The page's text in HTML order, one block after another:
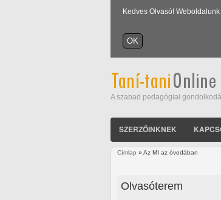
Kedves Olvasó!
A szabad pedagógiai
SZERZŐINKNEK
Címlap » Az MI az óvodában
Olvasóterem